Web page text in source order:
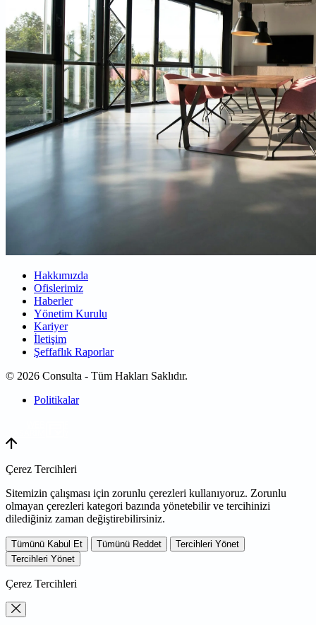
Hakkımızda
Ofislerimiz
Haberler
Yönetim Kurulu
Kariyer
İletişim
Şeffaflık Raporlar
© 2026 Consulta - Tüm Hakları Saklıdır.
Politikalar
Çerez Tercihleri
Sitemizin çalışması için zorunlu çerezleri kullanıyoruz. Zorunlu
olmayan çerezleri kategori bazında yönetebilir ve tercihinizi
dilediğiniz zaman değiştirebilirsiniz.
Tümünü Kabul Et Tümünü Reddet
Tercihleri Yönet
Tercihleri Yönet
Çerez Tercihleri